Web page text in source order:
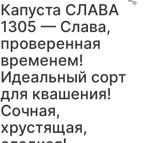
Капуста СЛАВА
1305 — Слава,
проверенная
временем!
Идеальный сорт
для квашения!
Сочная,
хрустящая,